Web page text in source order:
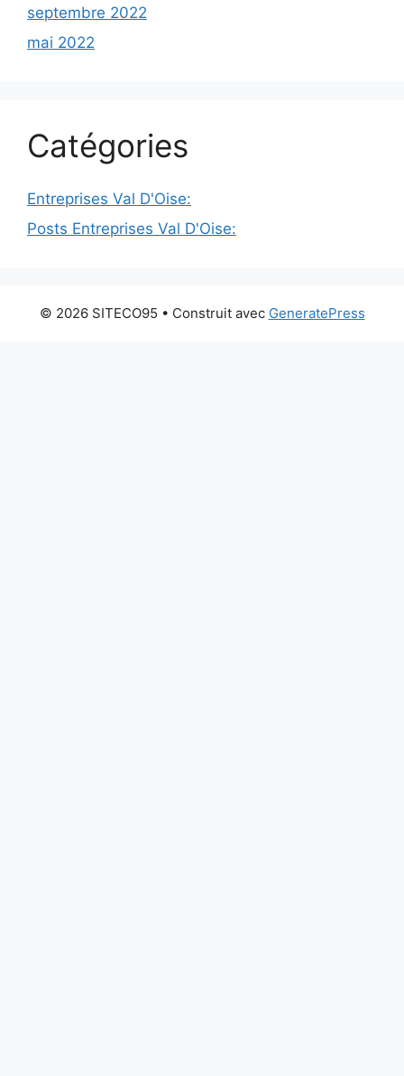
septembre 2022
mai 2022
Catégories
Entreprises Val D'Oise:
Posts Entreprises Val D'Oise:
© 2026 SITECO95 • Construit avec GeneratePress